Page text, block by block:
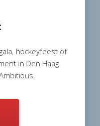
hockeyfeest of
in Den Haag.